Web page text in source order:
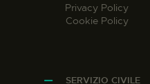
Privacy Policy
Cookie Policy
SERVIZIO CIVILE